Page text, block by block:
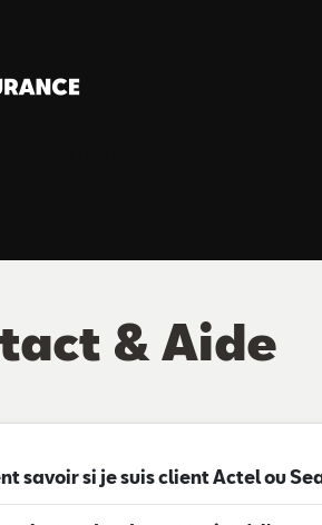
& Aide
savoir si je suis client Actel ou